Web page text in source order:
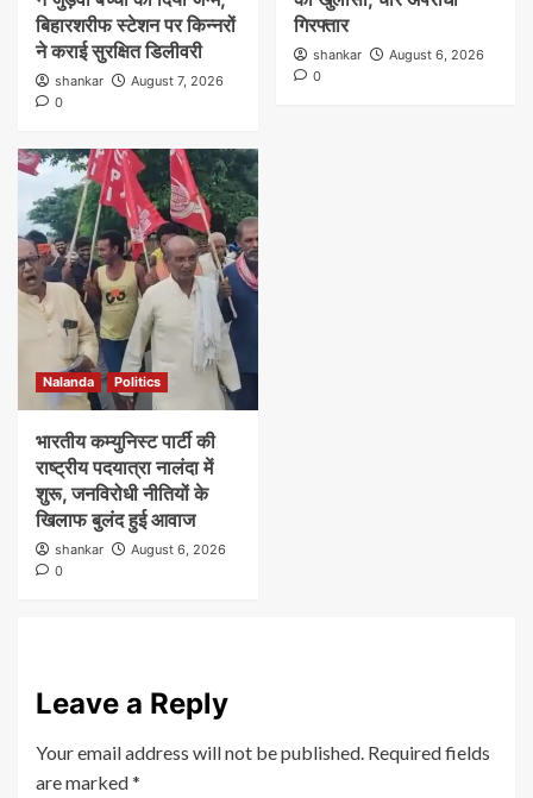
बिहारशरीफ स्टेशन पर किन्नरों
ने कराई सुरक्षित डिलीवरी
shankar
August 7, 2026
0
गिरफ्तार
shankar
August 6, 2026
0
Nalanda Politics
भारतीय कम्युनिस्ट पार्टी की
राष्ट्रीय पदयात्रा नालंदा में
शुरू, जनविरोधी नीतियों के
खिलाफ बुलंद हुई आवाज
shankar
August 6, 2026
0
Leave a Reply
Your email address will not be published. Required fields
are marked*